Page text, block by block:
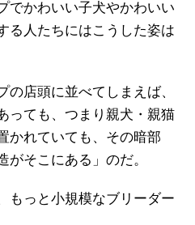
でかわいい子犬やかわいい
る人たちにはこうした姿は
の店頭に並べてしまえば、
っても、つまり親犬・親猫
かれていても、その暗部
がそこにある」のだ。
もっと小規模なブリーダー